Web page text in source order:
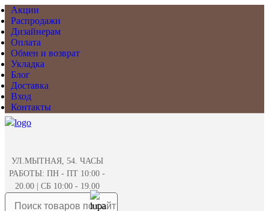
Акции
Распродажи
Дизайнерам
Оплата
Обмен и возврат
Укладка
Блог
Доставка
Вход
Контакты
УЛ.МЫТНАЯ, 54. ЧАСЫ
РАБОТЫ: ПН - ПТ 10:00 -
20.00 | СБ 10:00 - 19.00